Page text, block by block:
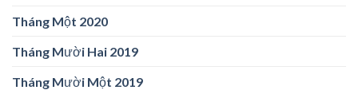
Tháng Một 2020
Tháng Mười Hai 2019
Tháng Mười Một 2019